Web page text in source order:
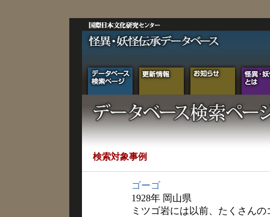
検索対象事例
ゴーゴ
1928年 岡山県
ミツゴ岩には以前、たくさん